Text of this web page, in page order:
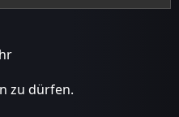
zu dürfen.